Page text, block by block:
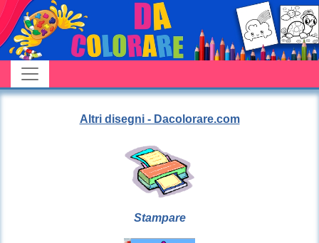
Altri disegni - Dacolorare.com
Stampare